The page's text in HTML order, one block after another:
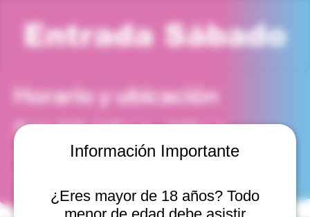
Información Importante
¿Eres mayor de 18 años? Todo
Entrada Sábado
Horario y ubicación
25 mar 2028, 11:00 a. m. – 12:00 p. m.
Viña del Mar, Cam. Internacional 2440, 2541754 Viña
del Mar, Valparaíso, Chile
vie, 27 sept, 11:00 a. m.